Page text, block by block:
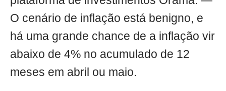
O cenário de inflação está benigno, e
há uma grande chance de a inflação vir
abaixo de 4% no acumulado de 12
meses em abril ou maio.